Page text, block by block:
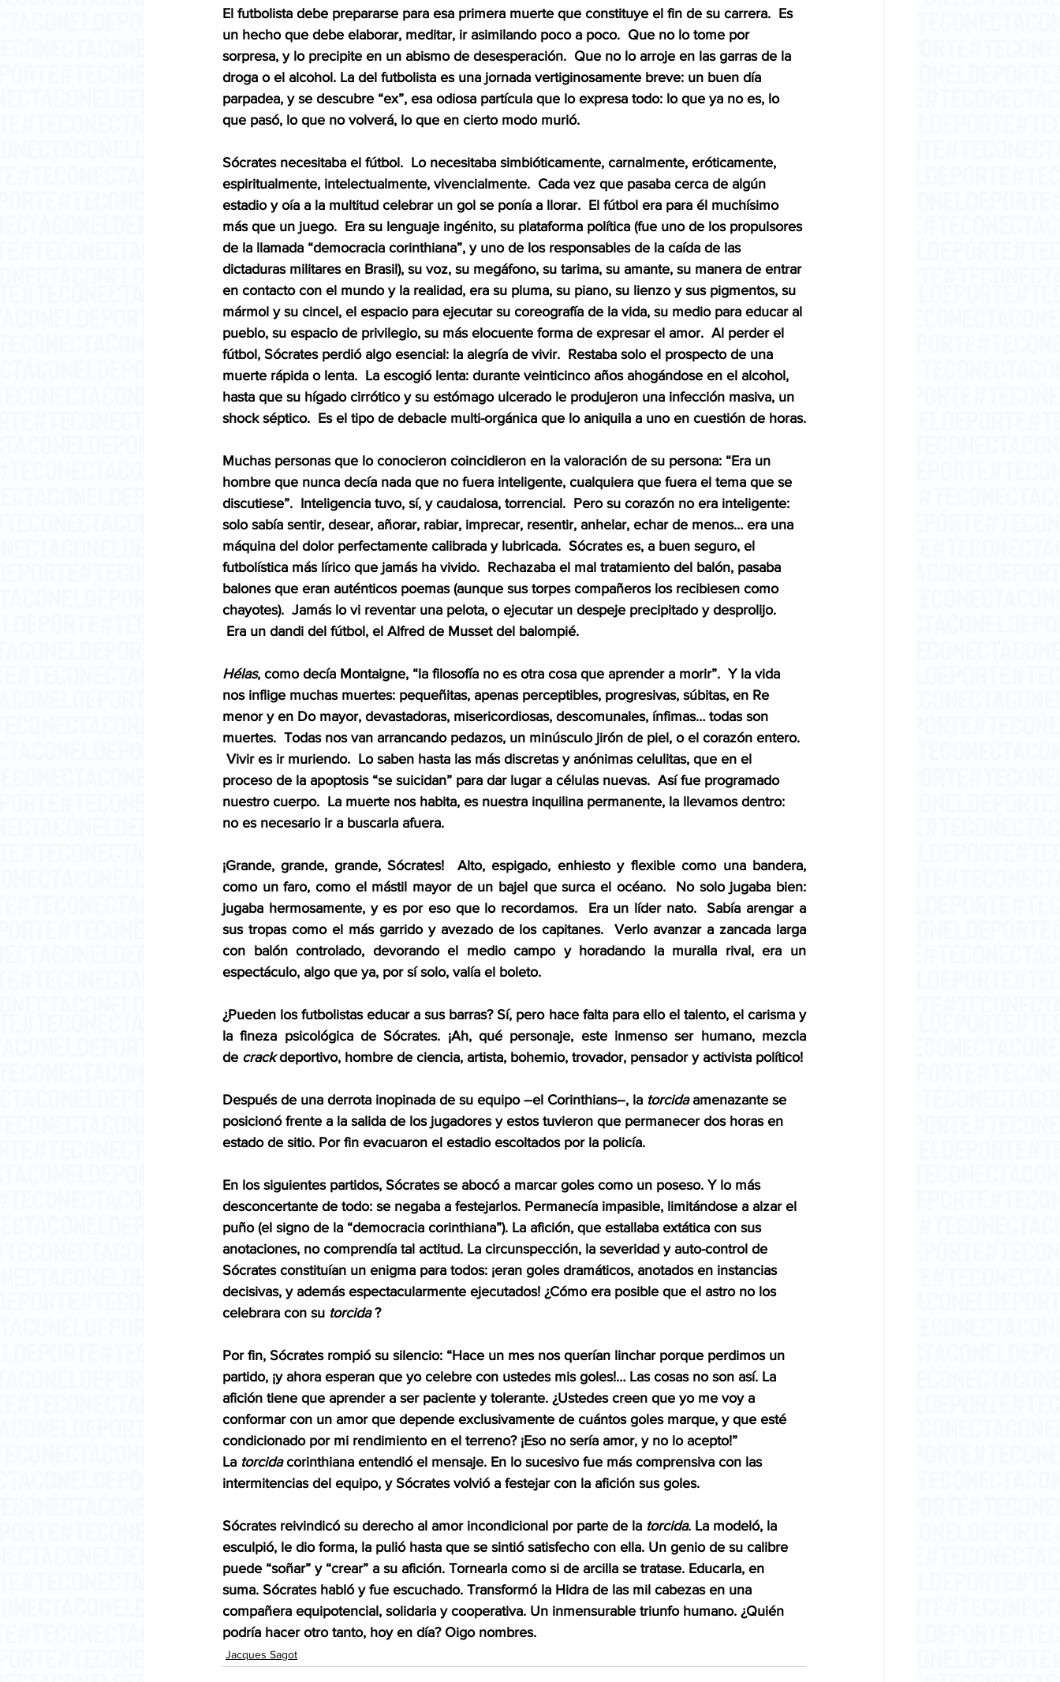
El futbolista debe prepararse para esa primera muerte que constituye el fin de su carrera.  Es
un hecho que debe elaborar, meditar, ir asimilando poco a poco.  Que no lo tome por
sorpresa, y lo precipite en un abismo de desesperación.  Que no lo arroje en las garras de la
droga o el alcohol. La del futbolista es una jornada vertiginosamente breve: un buen día
parpadea, y se descubre “ex”, esa odiosa partícula que lo expresa todo: lo que ya no es, lo
que pasó, lo que no volverá, lo que en cierto modo murió.
Sócrates necesitaba el fútbol.  Lo necesitaba simbióticamente, carnalmente, eróticamente,
espiritualmente, intelectualmente, vivencialmente.  Cada vez que pasaba cerca de algún
estadio y oía a la multitud celebrar un gol se ponía a llorar.  El fútbol era para él muchísimo
más que un juego.  Era su lenguaje ingénito, su plataforma política (fue uno de los propulsores
de la llamada “democracia corinthiana”, y uno de los responsables de la caída de las
dictaduras militares en Brasil), su voz, su megáfono, su tarima, su amante, su manera de entrar
en contacto con el mundo y la realidad, era su pluma, su piano, su lienzo y sus pigmentos, su
mármol y su cincel, el espacio para ejecutar su coreografía de la vida, su medio para educar al
pueblo, su espacio de privilegio, su más elocuente forma de expresar el amor.  Al perder el
fútbol, Sócrates perdió algo esencial: la alegría de vivir.  Restaba solo el prospecto de una
muerte rápida o lenta.  La escogió lenta: durante veinticinco años ahogándose en el alcohol,
hasta que su hígado cirrótico y su estómago ulcerado le produjeron una infección masiva, un
shock séptico.  Es el tipo de debacle multi-orgánica que lo aniquila a uno en cuestión de horas.
Muchas personas que lo conocieron coincidieron en la valoración de su persona: “Era un
hombre que nunca decía nada que no fuera inteligente, cualquiera que fuera el tema que se
discutiese”.  Inteligencia tuvo, sí, y caudalosa, torrencial.  Pero su corazón no era inteligente:
solo sabía sentir, desear, añorar, rabiar, imprecar, resentir, anhelar, echar de menos… era una
máquina del dolor perfectamente calibrada y lubricada.  Sócrates es, a buen seguro, el
futbolística más lírico que jamás ha vivido.  Rechazaba el mal tratamiento del balón, pasaba
balones que eran auténticos poemas (aunque sus torpes compañeros los recibiesen como
chayotes).  Jamás lo vi reventar una pelota, o ejecutar un despeje precipitado y desprolijo.
Era un dandi del fútbol, el Alfred de Musset del balompié.
Hélas, como decía Montaigne, “la filosofía no es otra cosa que aprender a morir”.  Y la vida
nos inflige muchas muertes: pequeñitas, apenas perceptibles, progresivas, súbitas, en Re
menor y en Do mayor, devastadoras, misericordiosas, descomunales, ínfimas… todas son
muertes.  Todas nos van arrancando pedazos, un minúsculo jirón de piel, o el corazón entero.
Vivir es ir muriendo.  Lo saben hasta las más discretas y anónimas celulitas, que en el
proceso de la apoptosis “se suicidan” para dar lugar a células nuevas.  Así fue programado
nuestro cuerpo.  La muerte nos habita, es nuestra inquilina permanente, la llevamos dentro:
no es necesario ir a buscarla afuera.
¡Grande, grande, grande, Sócrates!  Alto, espigado, enhiesto y flexible como una bandera,
como un faro, como el mástil mayor de un bajel que surca el océano.  No solo jugaba bien:
jugaba hermosamente, y es por eso que lo recordamos.  Era un líder nato.  Sabía arengar a
sus tropas como el más garrido y avezado de los capitanes.  Verlo avanzar a zancada larga
con balón controlado, devorando el medio campo y horadando la muralla rival, era un
espectáculo, algo que ya, por sí solo, valía el boleto.
¿Pueden los futbolistas educar a sus barras? Sí, pero hace falta para ello el talento, el carisma y
la fineza psicológica de Sócrates. ¡Ah, qué personaje, este inmenso ser humano, mezcla
de crack deportivo, hombre de ciencia, artista, bohemio, trovador, pensador y activista político!
Después de una derrota inopinada de su equipo –el Corinthians–, la torcida amenazante se
posicionó frente a la salida de los jugadores y estos tuvieron que permanecer dos horas en
estado de sitio. Por fin evacuaron el estadio escoltados por la policía.
En los siguientes partidos, Sócrates se abocó a marcar goles como un poseso. Y lo más
desconcertante de todo: se negaba a festejarlos. Permanecía impasible, limitándose a alzar el
puño (el signo de la “democracia corinthiana”). La afición, que estallaba extática con sus
anotaciones, no comprendía tal actitud. La circunspección, la severidad y auto-control de
Sócrates constituían un enigma para todos: ¡eran goles dramáticos, anotados en instancias
decisivas, y además espectacularmente ejecutados! ¿Cómo era posible que el astro no los
celebrara con su torcida ?
Por fin, Sócrates rompió su silencio: “Hace un mes nos querían linchar porque perdimos un
partido, ¡y ahora esperan que yo celebre con ustedes mis goles!… Las cosas no son así. La
afición tiene que aprender a ser paciente y tolerante. ¿Ustedes creen que yo me voy a
conformar con un amor que depende exclusivamente de cuántos goles marque, y que esté
condicionado por mi rendimiento en el terreno? ¡Eso no sería amor, y no lo acepto!”
La torcida corinthiana entendió el mensaje. En lo sucesivo fue más comprensiva con las
intermitencias del equipo, y Sócrates volvió a festejar con la afición sus goles.
Sócrates reivindicó su derecho al amor incondicional por parte de la torcida. La modeló, la
esculpió, le dio forma, la pulió hasta que se sintió satisfecho con ella. Un genio de su calibre
puede “soñar” y “crear” a su afición. Tornearla como si de arcilla se tratase. Educarla, en
suma. Sócrates habló y fue escuchado. Transformó la Hidra de las mil cabezas en una
compañera equipotencial, solidaria y cooperativa. Un inmensurable triunfo humano. ¿Quién
podría hacer otro tanto, hoy en día? Oigo nombres.
Jacques Sagot